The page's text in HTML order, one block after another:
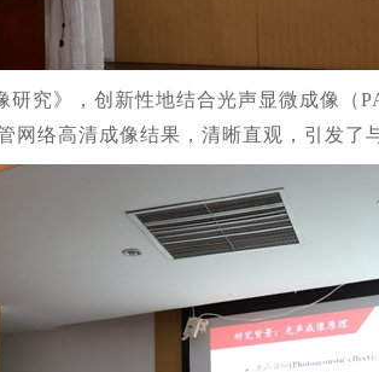
究》，创新性地结合光声显微成像（
络高清成像结果，清晰直观，引发了